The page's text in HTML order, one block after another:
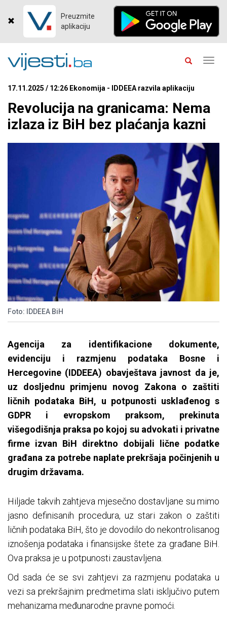
Preuzmite
aplikaciju
17.11.2025 / 12:26 Ekonomija - IDDEEA razvila aplikaciju
Revolucija na granicama: Nema
izlaza iz BiH bez plaćanja kazni
Foto: IDDEEA BiH
Agencija za identifikacione dokumente,
evidenciju i razmjenu podataka Bosne i
Hercegovine (IDDEEA) obavještava javnost da je,
uz dosljednu primjenu novog Zakona o zaštiti
ličnih podataka BiH, u potpunosti usklađenog s
GDPR i evropskom praksom, prekinuta
višegodišnja praksa po kojoj su advokati i privatne
firme izvan BiH direktno dobijali lične podatke
građana za potrebe naplate prekršaja počinjenih u
drugim državama.
Hiljade takvih zahtjeva mjesečno dostavljane su mimo
jasno definisanih procedura, uz stari zakon o zaštiti
ličnih podataka BiH, što je dovodilo do nekontrolisanog
iznošenja podataka i finansijske štete za građane BiH.
Ova praksa je u potpunosti zaustavljena.
Od sada će se svi zahtjevi za razmjenu podataka u
vezi sa prekršajnim predmetima slati isključivo putem
mehanizama međunarodne pravne pomoći.